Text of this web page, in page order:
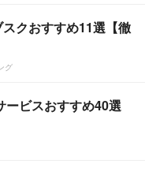
クおすすめ11選【徹
グ
ービスおすすめ40選